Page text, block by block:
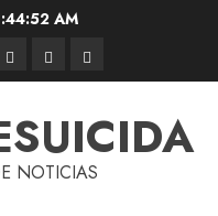
AM
NOTICIAS